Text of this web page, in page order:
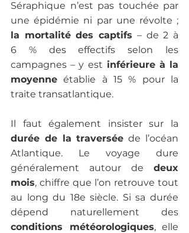
Séraphique n’est pas touchée par
une épidémie ni par une révolte ;
la mortalité des captifs – de 2 à
6 % des effectifs selon les
campagnes – y est inférieure à la
moyenne établie à 15 % pour la
traite transatlantique.
durée de la traversée de l’océan
Atlantique. Le voyage dure
généralement autour de deux
mois, chiffre que l’on retrouve tout
au long du 18e siècle. Si sa durée
conditions météorologiques, elle